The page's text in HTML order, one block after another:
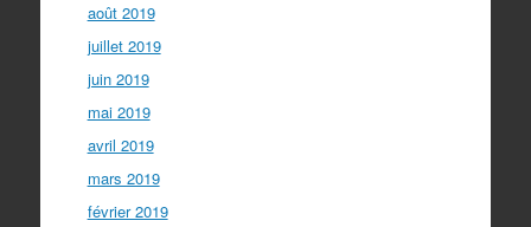
août 2019
juillet 2019
juin 2019
mai 2019
avril 2019
mars 2019
février 2019